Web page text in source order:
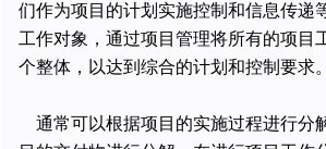
们作为项目的计划实施控制和信息传递
工作对象，通过项目管理将所有的项目
个整体，以达到综合的计划和控制要求。
通常可以根据项目的实施过程进行分